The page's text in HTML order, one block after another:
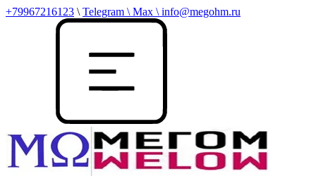
+79967216123 \ Telegram \ Max \ info@megohm.ru